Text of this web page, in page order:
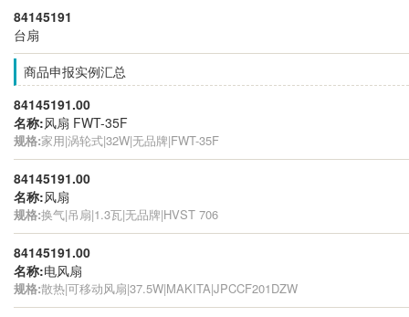
84145191
台扇
商品申报实例汇总
84145191.00
名称:风扇 FWT-35F
规格:家用|涡轮式|32W|无品牌|FWT-35F
84145191.00
名称:风扇
规格:换气|吊扇|1.3瓦|无品牌|HVST 706
84145191.00
名称:电风扇
规格:散热|可移动风扇|37.5W|MAKITA|JPCCF201DZW